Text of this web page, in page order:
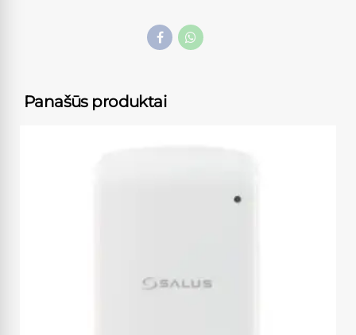
Panašūs produktai